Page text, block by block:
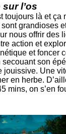
l’os
toujours là et ça
grandioses
nous offrir des
action et
et foncer
secouant son
jouissive. Une
en herbe.
mins, on s’en